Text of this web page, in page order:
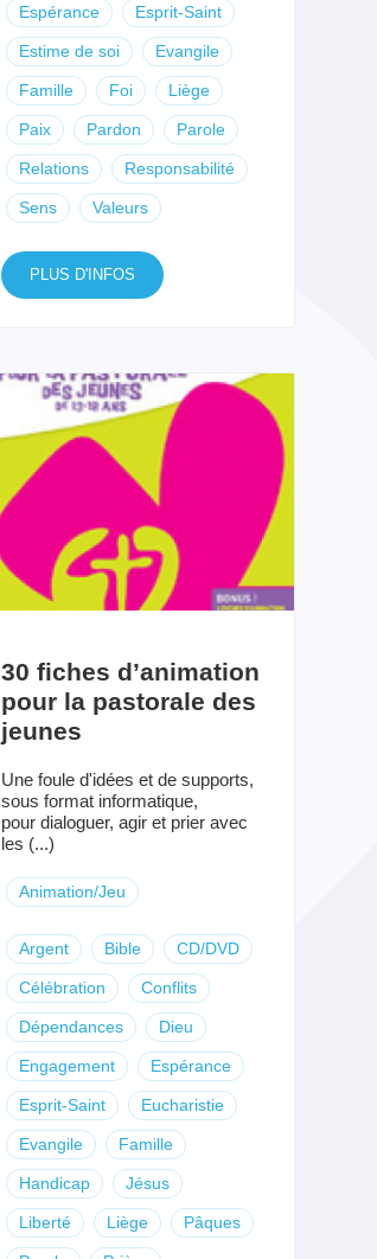
Espérance Esprit-Saint
Estime de soi Evangile
Famille Foi Liège
Paix Pardon Parole
Relations Responsabilité
Sens Valeurs
PLUS D'INFOS
30 fiches d’animation
pour la pastorale des
jeunes
Une foule d'idées et de supports,
sous format informatique,
pour dialoguer, agir et prier avec
les (...)
Animation/Jeu
Argent Bible CD/DVD
Célébration Conflits
Dépendances Dieu
Engagement Espérance
Esprit-Saint Eucharistie
Evangile Famille
Handicap Jésus
Liberté Liège Pâques